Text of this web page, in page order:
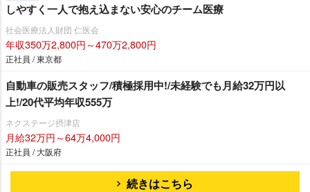
しやすく一人で抱え込まない安心のチーム医療
社会医療法人財団 仁医会
年収350万2,800円～470万2,800円
正社員 / 東京都
自動車の販売スタッフ/積極採用中!/未経験でも月給32万円以
上!/20代平均年収555万
ネクステージ摂津店
月給32万円～64万4,000円
正社員 / 大阪府
続きはこちら